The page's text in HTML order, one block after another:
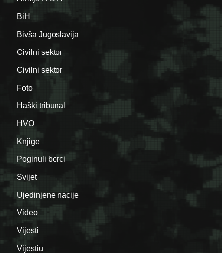
BiH
Bivša Jugoslavija
Civilni sektor
Civilni sektor
Foto
Haški tribunal
HVO
Knjige
Poginuli borci
Svijet
Ujedinjene nacije
Video
Vijesti
Vijestiu